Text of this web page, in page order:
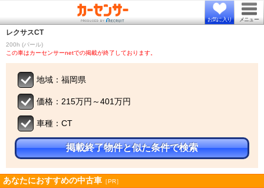
お気に入り メニュー
レクサスCT
200h (パール)
この車はカーセンサーnetでの掲載が終了しております。
地域：福岡県
価格：215万円～401万円
車種：CT
掲載終了物件と似た条件で検索
あなたにおすすめの中古車 ［PR］